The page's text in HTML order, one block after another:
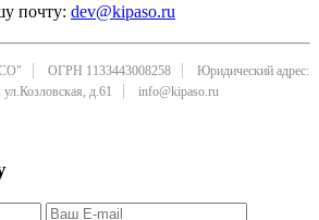
почту: dev@kipaso.ru
ОГРН 1133443008258
Юридический адрес:
ул.Козловская, д.61
info@kipaso.ru